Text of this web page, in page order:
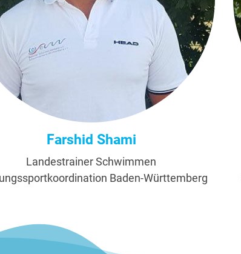
Farshid Shami
Landestrainer Schwimmen
Baden-Württemberg